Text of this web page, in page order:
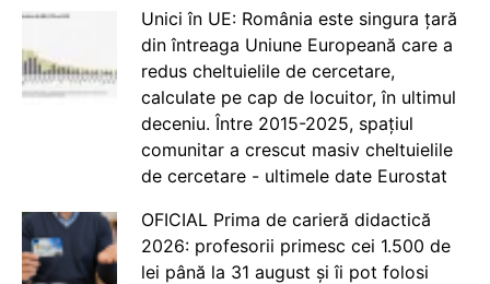
Unici în UE: România este singura țară
din întreaga Uniune Europeană care a
redus cheltuielile de cercetare,
calculate pe cap de locuitor, în ultimul
deceniu. Între 2015-2025, spațiul
comunitar a crescut masiv cheltuielile
de cercetare - ultimele date Eurostat
OFICIAL Prima de carieră didactică
2026: profesorii primesc cei 1.500 de
lei până la 31 august și îi pot folosi